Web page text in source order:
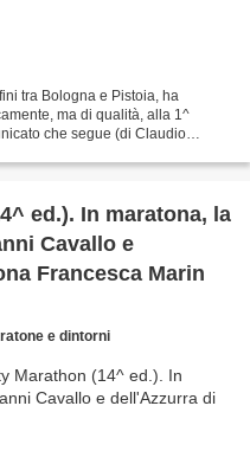
tra Bologna e Pistoia, ha
ma di qualità, alla 1^
che segue (di Claudio
ed.). In maratona, la
Cavallo e
Francesca Marin
e dintorni